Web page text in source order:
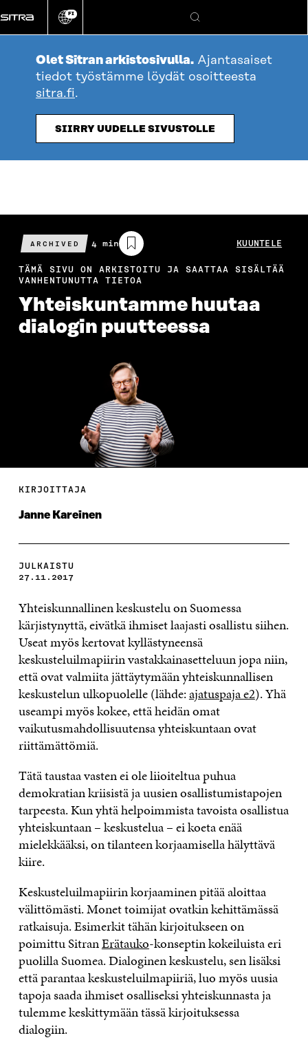
suoraan
sisältöön
Vaihda
kieli
FI
Hae
Olet Sitran arkistosivulla. Ajantasaiset
tiedot työstämme löydät osoitteesta
sitra.fi.
SIIRRY UUDELLE SIVUSTOLLE
ARCHIVED
Arvioitu
lukuaika
4 min KUUNTELE
TÄMÄ SIVU ON ARKISTOITU JA SAATTAA SISÄLTÄÄ
VANHENTUNUTTA TIETOA
Yhteiskuntamme huutaa
dialogin puutteessa
KIRJOITTAJA
Janne Kareinen
JULKAISTU
27.11.2017
Yhteiskunnallinen keskustelu on Suomessa
kärjistynyttä, eivätkä ihmiset laajasti osallistu siihen.
Useat myös kertovat kyllästyneensä
keskusteluilmapiirin vastakkainasetteluun jopa niin,
että ovat valmiita jättäytymään yhteiskunnallisen
keskustelun ulkopuolelle (lähde:ajatuspaja e2). Yhä
useampi myös kokee, että heidän omat
vaikutusmahdollisuutensa yhteiskuntaan ovat
riittämättömiä.
Tätä taustaa vasten ei ole liioiteltua puhua
demokratian kriisistä ja uusien osallistumistapojen
tarpeesta. Kun yhtä helpoimmista tavoista osallistua
yhteiskuntaan – keskustelua – ei koeta enää
mielekkääksi, on tilanteen korjaamisella hälyttävä
kiire.
Keskusteluilmapiirin korjaaminen pitää aloittaa
välittömästi. Monet toimijat ovatkin kehittämässä
ratkaisuja. Esimerkit tähän kirjoitukseen on
poimittu SitranErätauko-konseptin kokeiluista eri
puolilla Suomea. Dialoginen keskustelu, sen lisäksi
että parantaa keskusteluilmapiiriä, luo myös uusia
tapoja saada ihmiset osalliseksi yhteiskunnasta ja
tulemme keskittymään tässä kirjoituksessa
dialogiin.